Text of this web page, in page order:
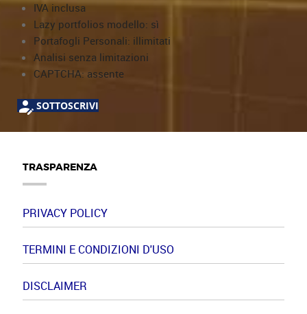
IVA inclusa
Lazy portfolios modello: sì
Portafogli Personali: illimitati
Analisi senza limitazioni
CAPTCHA: assente
SOTTOSCRIVI
TRASPARENZA
PRIVACY POLICY
TERMINI E CONDIZIONI D'USO
DISCLAIMER